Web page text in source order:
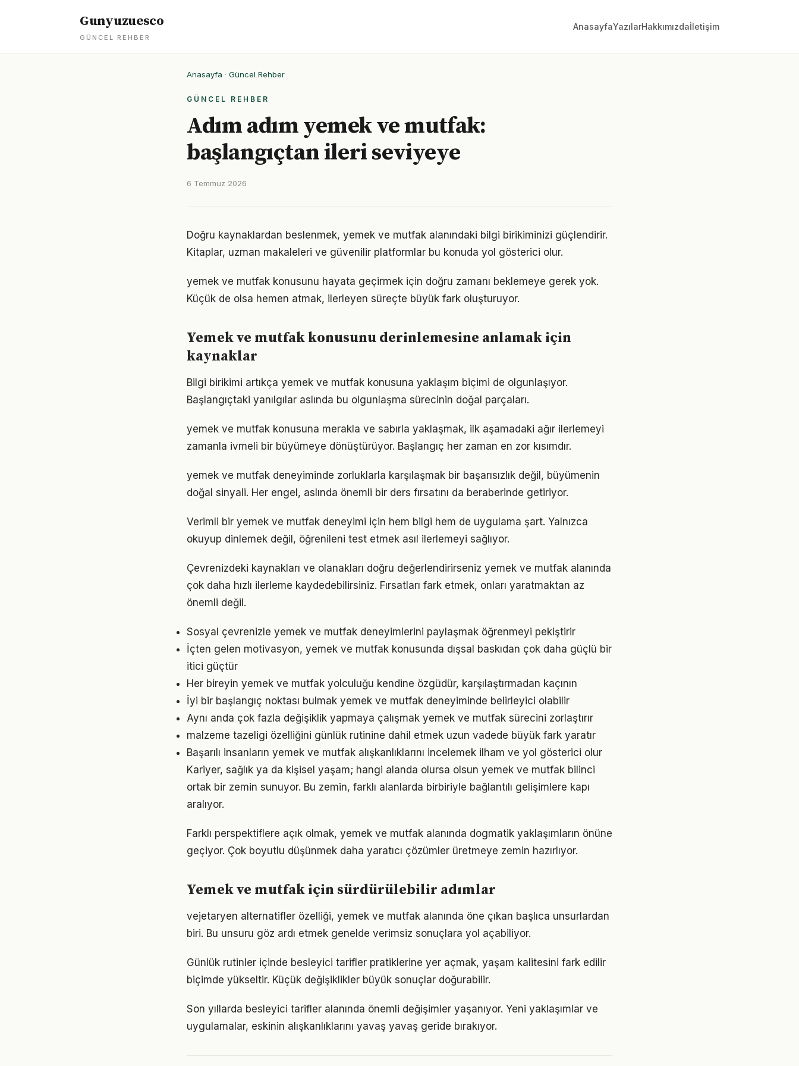
Gunyuzuesco
GÜNCEL REHBER
AnasayfaYazılarHakkımızdaİletişim
Anasayfa · Güncel Rehber
GÜNCEL REHBER
Adım adım yemek ve mutfak:
başlangıçtan ileri seviyeye
6 Temmuz 2026
Doğru kaynaklardan beslenmek, yemek ve mutfak alanındaki bilgi birikiminizi güçlendirir.
Kitaplar, uzman makaleleri ve güvenilir platformlar bu konuda yol gösterici olur.
yemek ve mutfak konusunu hayata geçirmek için doğru zamanı beklemeye gerek yok.
Küçük de olsa hemen atmak, ilerleyen süreçte büyük fark oluşturuyor.
Yemek ve mutfak konusunu derinlemesine anlamak için
kaynaklar
Bilgi birikimi artıkça yemek ve mutfak konusuna yaklaşım biçimi de olgunlaşıyor.
Başlangıçtaki yanılgılar aslında bu olgunlaşma sürecinin doğal parçaları.
yemek ve mutfak konusuna merakla ve sabırla yaklaşmak, ilk aşamadaki ağır ilerlemeyi
zamanla ivmeli bir büyümeye dönüştürüyor. Başlangıç her zaman en zor kısımdır.
yemek ve mutfak deneyiminde zorluklarla karşılaşmak bir başarısızlık değil, büyümenin
doğal sinyali. Her engel, aslında önemli bir ders fırsatını da beraberinde getiriyor.
Verimli bir yemek ve mutfak deneyimi için hem bilgi hem de uygulama şart. Yalnızca
okuyup dinlemek değil, öğrenileni test etmek asıl ilerlemeyi sağlıyor.
Çevrenizdeki kaynakları ve olanakları doğru değerlendirirseniz yemek ve mutfak alanında
çok daha hızlı ilerleme kaydedebilirsiniz. Fırsatları fark etmek, onları yaratmaktan az
önemli değil.
Sosyal çevrenizle yemek ve mutfak deneyimlerini paylaşmak öğrenmeyi pekiştirir
İçten gelen motivasyon, yemek ve mutfak konusunda dışsal baskıdan çok daha güçlü bir
itici güçtür
Her bireyin yemek ve mutfak yolculuğu kendine özgüdür, karşılaştırmadan kaçının
İyi bir başlangıç noktası bulmak yemek ve mutfak deneyiminde belirleyici olabilir
Aynı anda çok fazla değişiklik yapmaya çalışmak yemek ve mutfak sürecini zorlaştırır
malzeme tazeligi özelliğini günlük rutinine dahil etmek uzun vadede büyük fark yaratır
Başarılı insanların yemek ve mutfak alışkanlıklarını incelemek ilham ve yol gösterici olur
Kariyer, sağlık ya da kişisel yaşam; hangi alanda olursa olsun yemek ve mutfak bilinci
ortak bir zemin sunuyor. Bu zemin, farklı alanlarda birbiriyle bağlantılı gelişimlere kapı
aralıyor.
Farklı perspektiflere açık olmak, yemek ve mutfak alanında dogmatik yaklaşımların önüne
geçiyor. Çok boyutlu düşünmek daha yaratıcı çözümler üretmeye zemin hazırlıyor.
Yemek ve mutfak için sürdürülebilir adımlar
vejetaryen alternatifler özelliği, yemek ve mutfak alanında öne çıkan başlıca unsurlardan
biri. Bu unsuru göz ardı etmek genelde verimsiz sonuçlara yol açabiliyor.
Günlük rutinler içinde besleyici tarifler pratiklerine yer açmak, yaşam kalitesini fark edilir
biçimde yükseltir. Küçük değişiklikler büyük sonuçlar doğurabilir.
Son yıllarda besleyici tarifler alanında önemli değişimler yaşanıyor. Yeni yaklaşımlar ve
uygulamalar, eskinin alışkanlıklarını yavaş yavaş geride bırakıyor.